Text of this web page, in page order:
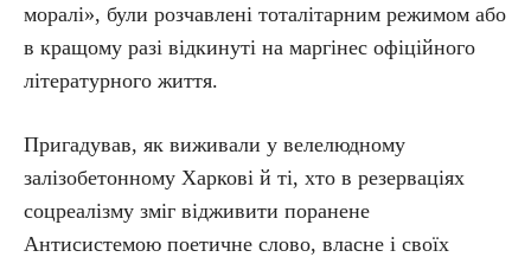
моралі», були розчавлені тоталітарним режимом або
в кращому разі відкинуті на маргінес офіційного
літературного життя.
Пригадував, як виживали у велелюдному
залізобетонному Харкові й ті, хто в резерваціях
соцреалізму зміг відживити поранене
Антисистемою поетичне слово, власне і своїх